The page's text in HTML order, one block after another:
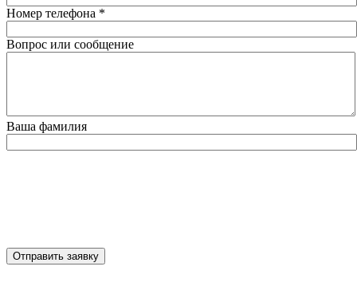
Номер телефона *
Вопрос или сообщение
Ваша фамилия
Отправить заявку